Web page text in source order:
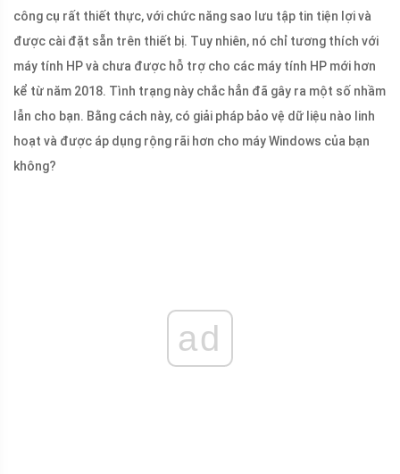
công cụ rất thiết thực, với chức năng sao lưu tập tin tiện lợi và
được cài đặt sẵn trên thiết bị. Tuy nhiên, nó chỉ tương thích với
máy tính HP và chưa được hỗ trợ cho các máy tính HP mới hơn
kể từ năm 2018. Tình trạng này chắc hẳn đã gây ra một số nhầm
lẫn cho bạn. Bằng cách này, có giải pháp bảo vệ dữ liệu nào linh
hoạt và được áp dụng rộng rãi hơn cho máy Windows của bạn
không?
ad